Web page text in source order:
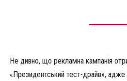
Не дивно, що рекламна кампанія
«Президентський тест-драйв»,